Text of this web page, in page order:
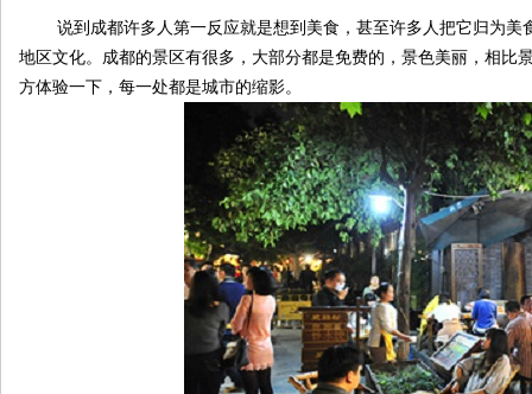
说到成都许多人第一反应就是想到美食，甚至许多人把它归为美
地区文化。成都的景区有很多，大部分都是免费的，景色美丽，相
方体验一下，每一处都是城市的缩影。